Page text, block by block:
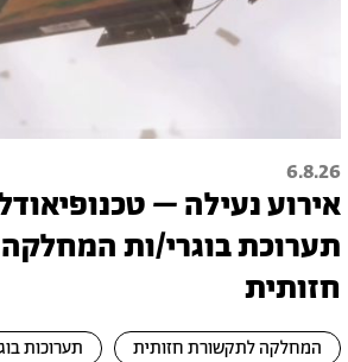
6.8.26
תערוכת בוגרי/ות
חזותית
המחלקה לתקשורת חזותית תערוכות